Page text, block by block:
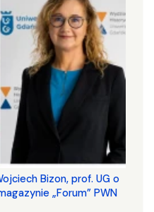
Bizon, prof. UG o
„Forum” PWN